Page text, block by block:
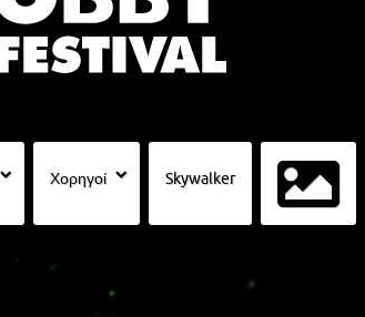
Χορηγοί Skywalker